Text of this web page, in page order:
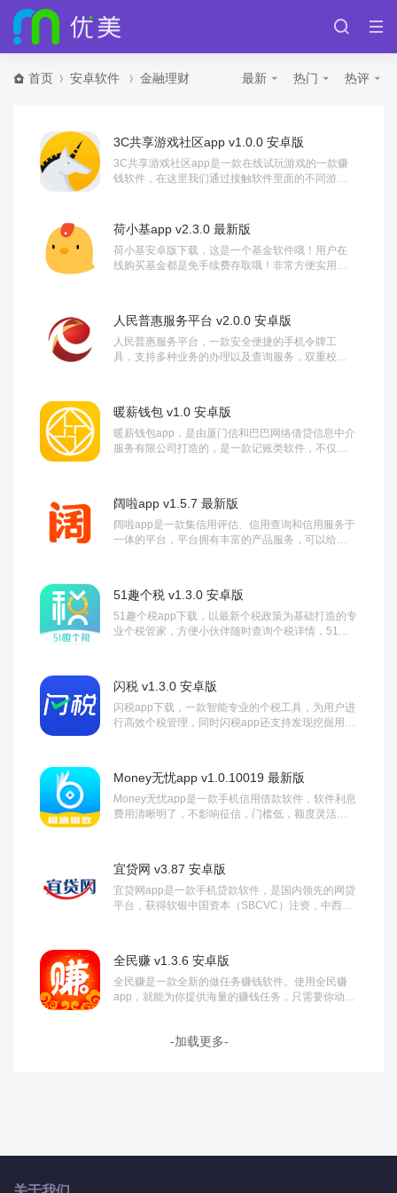
首页 安卓软件 金融理财 最新 热门 热评
3C共享游戏社区app v1.0.0 安卓版
3C共享游戏社区app是一款在线试玩游戏的一款赚
钱软件，在这里我们通过接触软件里面的不同游戏
荷小基app v2.3.0 最新版
荷小基安卓版下载，这是一个基金软件哦！用户在
线购买基金都是免手续费存取哦！非常方便实用
人民普惠服务平台 v2.0.0 安卓版
人民普惠服务平台，一款安全便捷的手机令牌工
具，支持多种业务的办理以及查询服务，双重校
暖薪钱包 v1.0 安卓版
暖薪钱包app，是由厦门信和巴巴网络借贷信息中介
服务有限公司打造的，是一款记账类软件，不仅能
阔啦app v1.5.7 最新版
阔啦app是一款集信用评估、信用查询和信用服务于
一体的平台，平台拥有丰富的产品服务，可以给予
51趣个税 v1.3.0 安卓版
51趣个税app下载，以最新个税政策为基础打造的专
业个税管家，方便小伙伴随时查询个税详情，51趣
闪税 v1.3.0 安卓版
闪税app下载，一款智能专业的个税工具，为用户进
行高效个税管理，同时闪税app还支持发现挖掘用户
Money无忧app v1.0.10019 最新版
Money无忧app是一款手机信用借款软件，软件利息
费用清晰明了，不影响征信，门槛低，额度灵活，
宜贷网 v3.87 安卓版
宜贷网app是一款手机贷款软件，是国内领先的网贷
平台，获得软银中国资本（SBCVC）注资，中西部
全民赚 v1.3.6 安卓版
全民赚是一款全新的做任务赚钱软件。使用全民赚
app，就能为你提供海量的赚钱任务，只需要你动动
-加载更多-